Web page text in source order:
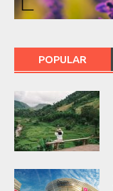
POPULAR